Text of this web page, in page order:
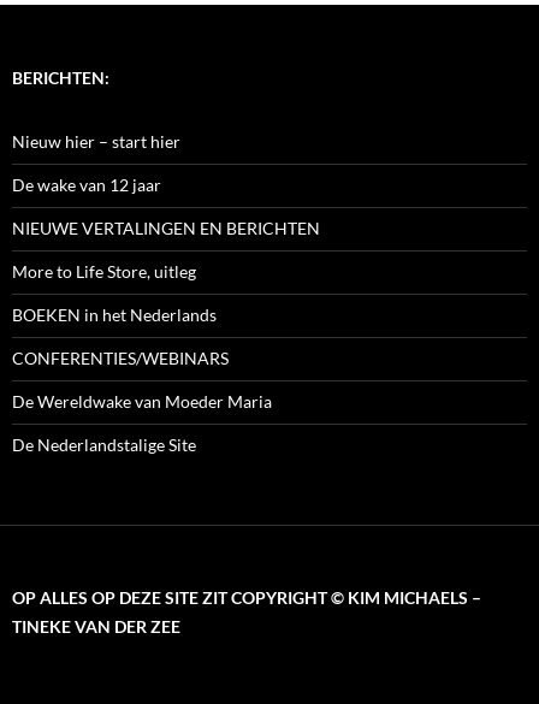
BERICHTEN:
Nieuw hier – start hier
De wake van 12 jaar
NIEUWE VERTALINGEN EN BERICHTEN
More to Life Store, uitleg
BOEKEN in het Nederlands
CONFERENTIES/WEBINARS
De Wereldwake van Moeder Maria
De Nederlandstalige Site
OP ALLES OP DEZE SITE ZIT COPYRIGHT © KIM MICHAELS –
TINEKE VAN DER ZEE